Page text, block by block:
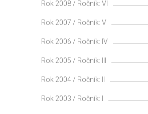
Rok 2008 / Ročník: VI
Rok 2007 / Ročník: V
Rok 2006 / Ročník: IV
Rok 2005 / Ročník: III
Rok 2004 / Ročník: II
Rok 2003 / Ročník: I